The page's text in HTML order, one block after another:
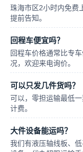
珠海市区2小时内免费
提前告知。
回程车便宜吗？
回程车价格通常比专
况，欢迎来电询价。
可以只发几件货吗？
可以，零担运输最低
计费。
大件设备能运吗？
我们有液压轴线板、